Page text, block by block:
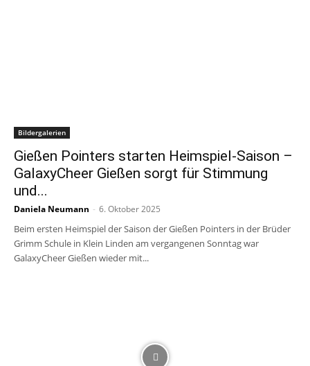
Bildergalerien
Gießen Pointers starten Heimspiel-Saison –
GalaxyCheer Gießen sorgt für Stimmung
und...
Daniela Neumann - 6. Oktober 2025
Beim ersten Heimspiel der Saison der Gießen Pointers in der Brüder
Grimm Schule in Klein Linden am vergangenen Sonntag war
GalaxyCheer Gießen wieder mit...